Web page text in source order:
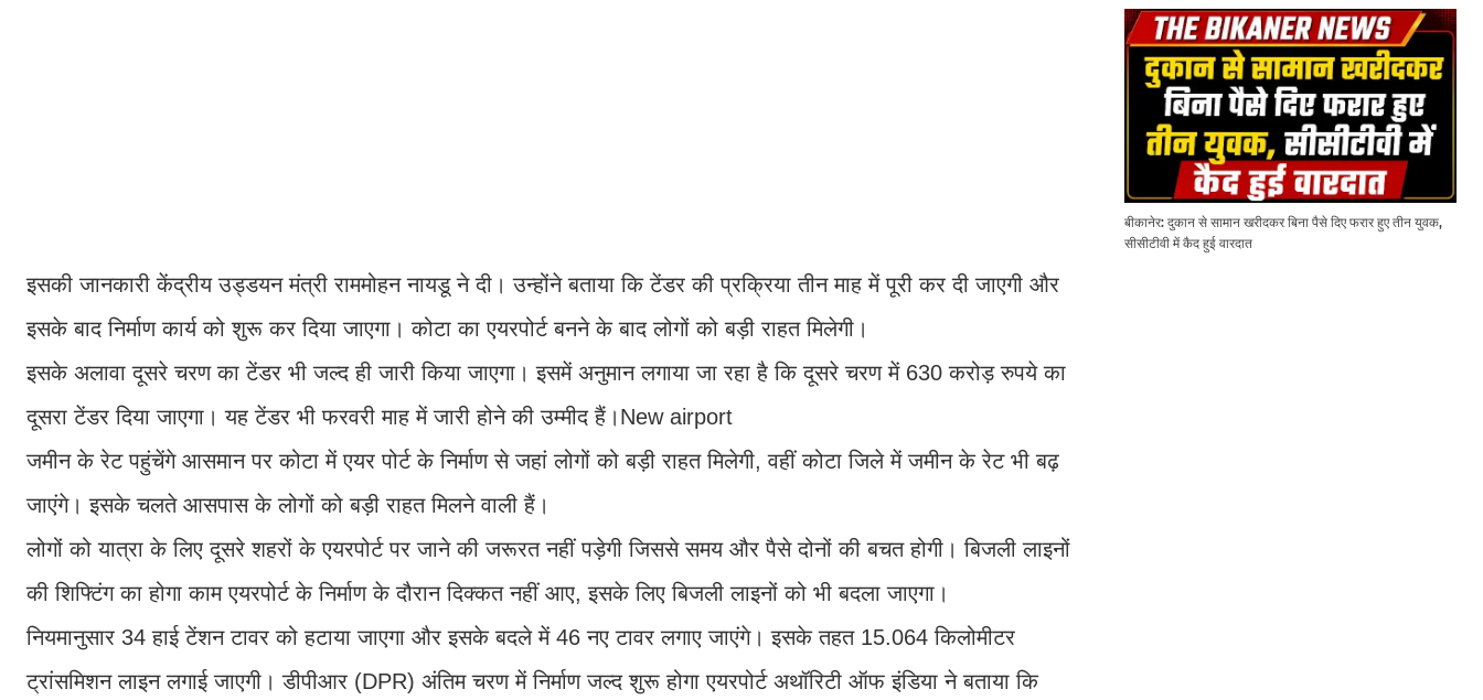
इसकी जानकारी केंद्रीय उड्डयन मंत्री राममोहन नायडू ने दी। उन्होंने बताया कि टेंडर की प्रक्रिया तीन माह में पूरी कर दी जाएगी और
इसके बाद निर्माण कार्य को शुरू कर दिया जाएगा। कोटा का एयरपोर्ट बनने के बाद लोगों को बड़ी राहत मिलेगी।
इसके अलावा दूसरे चरण का टेंडर भी जल्द ही जारी किया जाएगा। इसमें अनुमान लगाया जा रहा है कि दूसरे चरण में 630 करोड़ रुपये का
दूसरा टेंडर दिया जाएगा। यह टेंडर भी फरवरी माह में जारी होने की उम्मीद हैं।New airport
जमीन के रेट पहुंचेंगे आसमान पर कोटा में एयर पोर्ट के निर्माण से जहां लोगों को बड़ी राहत मिलेगी, वहीं कोटा जिले में जमीन के रेट भी बढ़
जाएंगे। इसके चलते आसपास के लोगों को बड़ी राहत मिलने वाली हैं।
लोगों को यात्रा के लिए दूसरे शहरों के एयरपोर्ट पर जाने की जरूरत नहीं पड़ेगी जिससे समय और पैसे दोनों की बचत होगी। बिजली लाइनों
की शिफ्टिंग का होगा काम एयरपोर्ट के निर्माण के दौरान दिक्कत नहीं आए, इसके लिए बिजली लाइनों को भी बदला जाएगा।
नियमानुसार 34 हाई टेंशन टावर को हटाया जाएगा और इसके बदले में 46 नए टावर लगाए जाएंगे। इसके तहत 15.064 किलोमीटर
ट्रांसमिशन लाइन लगाई जाएगी। डीपीआर (DPR) अंतिम चरण में निर्माण जल्द शुरू होगा एयरपोर्ट अथॉरिटी ऑफ इंडिया ने बताया कि
बीकानेर: दुकान से सामान खरीदकर बिना पैसे दिए फरार हुए तीन युवक,
सीसीटीवी में कैद हुई वारदात